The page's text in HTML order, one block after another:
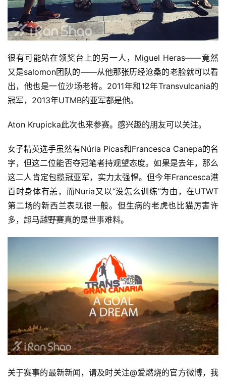
很有可能站在领奖台上的另一人，Miguel Heras——竟然
又是salomon团队的——从他那张历经沧桑的老脸就可以看
出，他也是一位沙场老将。2011年和12年Transvulcania的
冠军，2013年UTMB的亚军都是他。
Aton Krupicka此次也来参赛。感兴趣的朋友可以关注。
女子精英选手虽然有Núria Picas和Francesca Canepa的名
字，但这二位能否夺冠笔者持观望态度。如果是去年，那么
这二人肯定包揽冠亚军，实力太强悍。但今年Francesca港
百时身体有恙，而Nuria又以“没怎么训练”为由，在UTWT
第二场的新西兰表现很一般。但生病的老虎也比猫厉害许
多，超马越野赛真的是世事难料。
关于赛事的最新新闻，请及时关注@爱燃烧的官方微博，我